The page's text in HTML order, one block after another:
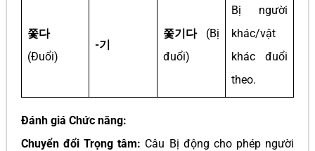
쫓다
(Đuổi)
-기
쫓기다(Bị
đuổi)
Bị người
khác/vật
khác đuổi
theo.
Đánh giá Chức năng:
Chuyển đổi Trọng tâm: Câu Bị động cho phép người